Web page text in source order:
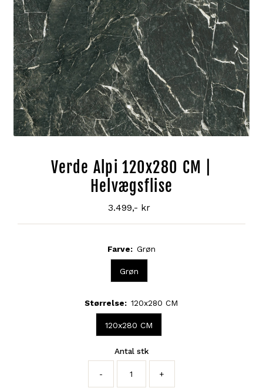
Verde Alpi 120x280 CM |
Helvægsflise
Normal
3.499,- kr
Farve: Grøn
Grøn
Størrelse: 120x280 CM
120x280 CM
Antal stk
- +